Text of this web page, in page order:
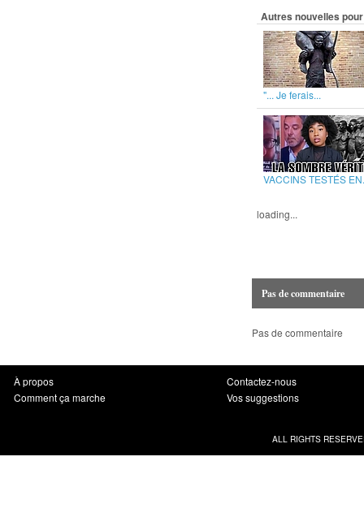
Autres nouvelles
"... Je ferais...
VACCINS TESTÉS
loading...
Pas de commentaire
Pas de commentaire
À propos
Comment ça marche
Contactez-nous
Vos suggestions
ALL RIGHTS